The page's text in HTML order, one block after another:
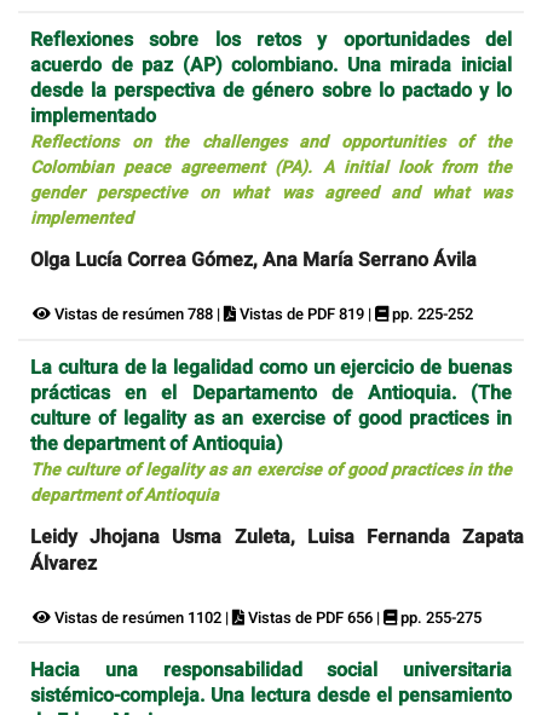
Reflexiones sobre los retos y oportunidades del
acuerdo de paz (AP) colombiano. Una mirada inicial
desde la perspectiva de género sobre lo pactado y lo
implementado
Reflections on the challenges and opportunities of the
Colombian peace agreement (PA). A initial look from the
gender perspective on what was agreed and what was
implemented
Olga Lucía Correa Gómez, Ana María Serrano Ávila
Vistas de resúmen 788 | Vistas de PDF 819 | pp. 225-252
La cultura de la legalidad como un ejercicio de buenas
prácticas en el Departamento de Antioquia. (The
culture of legality as an exercise of good practices in
the department of Antioquia)
The culture of legality as an exercise of good practices in the
department of Antioquia
Leidy Jhojana Usma Zuleta, Luisa Fernanda Zapata
Álvarez
Vistas de resúmen 1102 | Vistas de PDF 656 | pp. 255-275
Hacia una responsabilidad social universitaria
sistémico-compleja. Una lectura desde el pensamiento